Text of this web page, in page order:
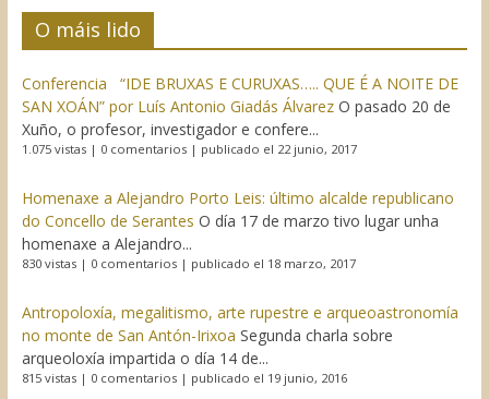
O máis lido
Conferencia “IDE BRUXAS E CURUXAS….. QUE É A NOITE DE
SAN XOÁN” por Luís Antonio Giadás Álvarez O pasado 20 de
Xuño, o profesor, investigador e confere...
1.075 vistas| 0 comentarios| publicado el 22 junio, 2017
Homenaxe a Alejandro Porto Leis: último alcalde republicano
do Concello de Serantes O día 17 de marzo tivo lugar unha
homenaxe a Alejandro...
830 vistas| 0 comentarios| publicado el 18 marzo, 2017
Antropoloxía, megalitismo, arte rupestre e arqueoastronomía
no monte de San Antón-Irixoa Segunda charla sobre
arqueoloxía impartida o día 14 de...
815 vistas| 0 comentarios| publicado el 19 junio, 2016